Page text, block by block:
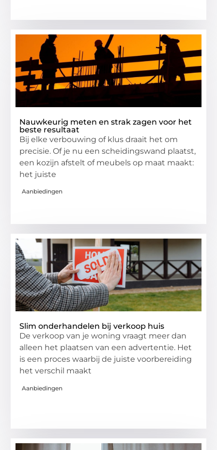
Nauwkeurig meten en strak zagen voor het
beste resultaat
Bij elke verbouwing of klus draait het om
precisie. Of je nu een scheidingswand plaatst,
een kozijn afstelt of meubels op maat maakt:
het juiste
Aanbiedingen
Slim onderhandelen bij verkoop huis
De verkoop van je woning vraagt meer dan
alleen het plaatsen van een advertentie. Het
is een proces waarbij de juiste voorbereiding
het verschil maakt
Aanbiedingen